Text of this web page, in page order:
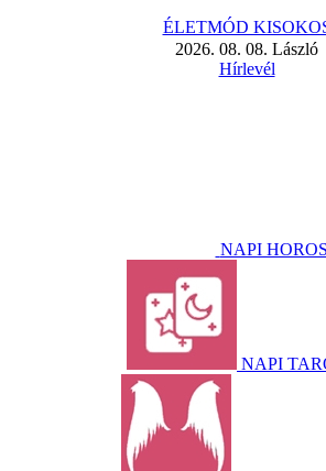
ÉLETMÓD
2026. 08. 08. László
Hírlevél
NAPI
NAPI